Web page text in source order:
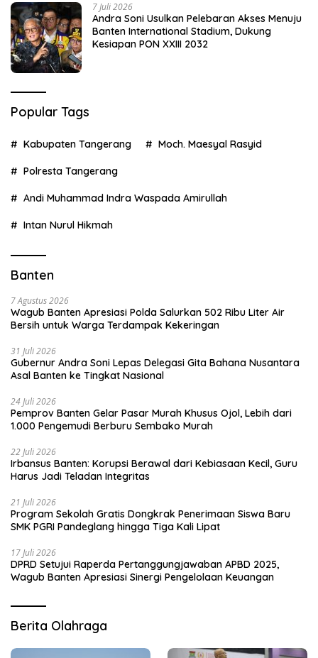
7 Juli 2026
Andra Soni Usulkan Pelebaran Akses Menuju
Banten International Stadium, Dukung
Kesiapan PON XXIII 2032
Popular Tags
Kabupaten Tangerang Moch. Maesyal Rasyid
Polresta Tangerang
Andi Muhammad Indra Waspada Amirullah
Intan Nurul Hikmah
Banten
7 Agustus 2026
Wagub Banten Apresiasi Polda Salurkan 502 Ribu Liter Air
Bersih untuk Warga Terdampak Kekeringan
31 Juli 2026
Gubernur Andra Soni Lepas Delegasi Gita Bahana Nusantara
Asal Banten ke Tingkat Nasional
24 Juli 2026
Pemprov Banten Gelar Pasar Murah Khusus Ojol, Lebih dari
1.000 Pengemudi Berburu Sembako Murah
22 Juli 2026
Irbansus Banten: Korupsi Berawal dari Kebiasaan Kecil, Guru
Harus Jadi Teladan Integritas
21 Juli 2026
Program Sekolah Gratis Dongkrak Penerimaan Siswa Baru
SMK PGRI Pandeglang hingga Tiga Kali Lipat
17 Juli 2026
DPRD Setujui Raperda Pertanggungjawaban APBD 2025,
Wagub Banten Apresiasi Sinergi Pengelolaan Keuangan
Berita Olahraga